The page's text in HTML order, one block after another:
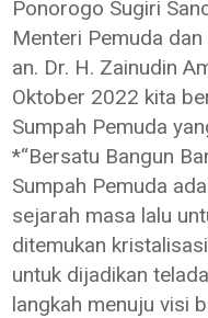
Ponorogo Sugiri
Menteri Pemuda
an. Dr. H. Zainudin
Oktober 2022 kita
Sumpah Pemuda
*“Bersatu Bangun
Sumpah Pemuda
sejarah masa lalu
ditemukan
untuk dijadikan
langkah menuju visi